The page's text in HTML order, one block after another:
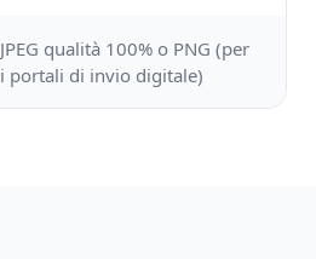
JPEG qualità 100% o PNG (per
i portali di invio digitale)